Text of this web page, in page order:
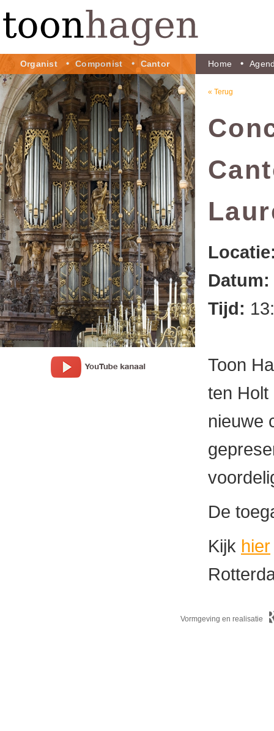
Home
Organist Componist Cantor
« Terug
Datum:
Tijd:
Toon
ten
nieuwe
De
Kijk hier
Vormgeving en realisatie